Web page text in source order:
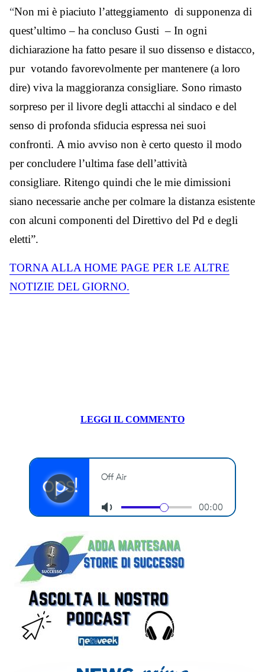
“Non mi è piaciuto l’atteggiamento di supponenza di
quest’ultimo – ha concluso Gusti – In ogni
dichiarazione ha fatto pesare il suo dissenso e distacco,
pur votando favorevolmente per mantenere (a loro
dire) viva la maggioranza consigliare. Sono rimasto
sorpreso per il livore degli attacchi al sindaco e del
senso di profonda sfiducia espressa nei suoi
confronti. A mio avviso non è certo questo il modo
per concludere l’ultima fase dell’attività
consigliare. Ritengo quindi che le mie dimissioni
siano necessarie anche per colmare la distanza esistente
con alcuni componenti del Direttivo del Pd e degli
eletti”.
TORNA ALLA HOME PAGE PER LE ALTRE
NOTIZIE DEL GIORNO.
LEGGI IL COMMENTO